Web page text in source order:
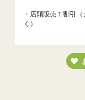
・店頭販売１割引
く）